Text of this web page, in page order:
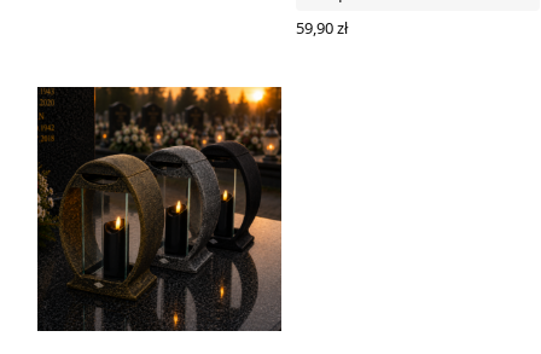
59,90zł